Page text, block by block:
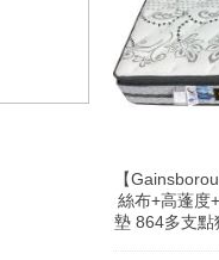
【
絲布+高蓬度
墊 864多支點